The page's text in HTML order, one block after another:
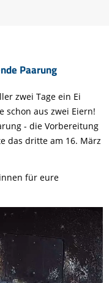
Paarung
zwei Tage ein Ei
schon aus zwei Eiern!
- die Vorbereitung
das dritte am 16. März
für eure